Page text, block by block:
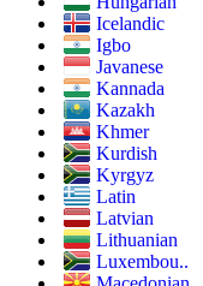
Icelandic
Igbo
Javanese
Kannada
Kazakh
Khmer
Kurdish
Kyrgyz
Latin
Latvian
Lithuanian
Luxembou..